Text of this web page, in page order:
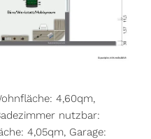
4,60qm,
nutzbar:
4,05qm, Garage: